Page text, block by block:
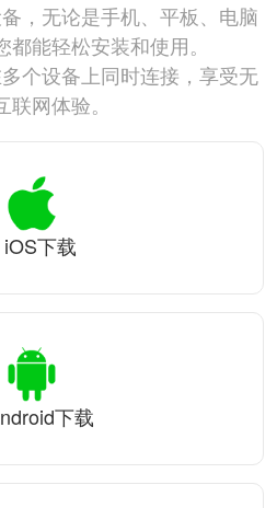
，无论是手机、平板、电脑
能轻松安装和使用。
个设备上同时连接，享受无
联网体验。
iOS下载
下载